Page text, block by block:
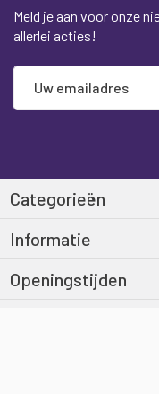
Meld je aan voor onze
allerlei acties!
Abonneer
op
Categorieën
Informatie
Openingstijden